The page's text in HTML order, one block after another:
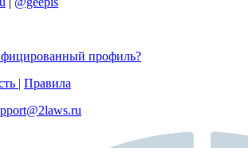
профиль?
| Правила